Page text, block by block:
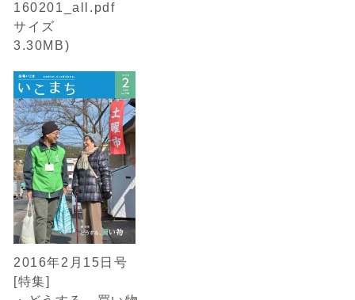
160201_all.pdf
サイズ
3.30MB)
2016年2月15日号
[特集]